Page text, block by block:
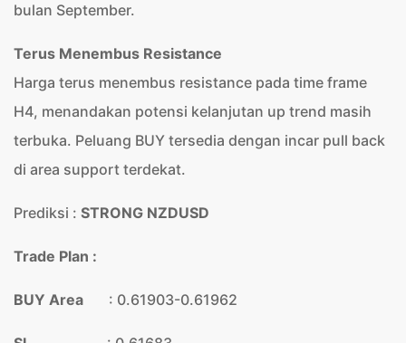
bulan September.
Terus Menembus Resistance
Harga terus menembus resistance pada time frame
H4, menandakan potensi kelanjutan up trend masih
terbuka. Peluang BUY tersedia dengan incar pull back
di area support terdekat.
Prediksi : STRONG NZDUSD
Trade Plan :
BUY Area : 0.61903-0.61962